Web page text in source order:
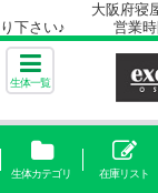
大阪府寝屋川市に
り下さい♪ 営業時間
生体一覧
生体カテゴリ 在庫リスト